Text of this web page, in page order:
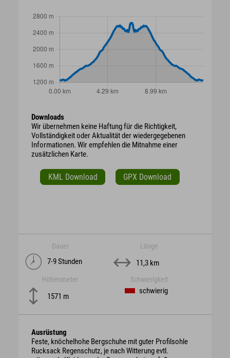
Downloads
Wir übernehmen keine Haftung für die Richtigkeit,
Vollständigkeit oder Aktualität der wiedergegebenen
Informationen. Wir empfehlen die Mitnahme einer
zusätzlichen Karte.
KML Download GPX Download
Dauer
7-9 Stunden
Länge
11,3 km
Höhenmeter
1571 m
Schwierigkeit
schwierig
Ausrüstung
Feste, knöchelhohe Bergschuhe mit guter Profilsohle
Rucksack Regenschutz, je nach Witterung evtl.